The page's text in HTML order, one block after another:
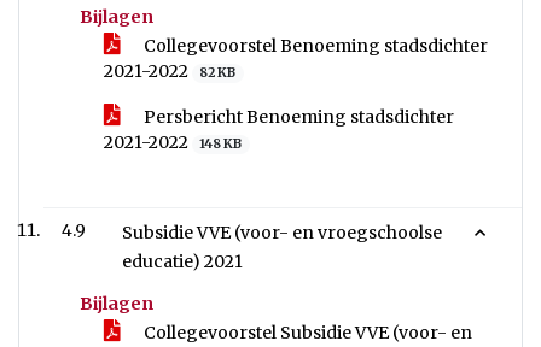
Bijlagen
Collegevoorstel Benoeming stadsdichter
2021-2022
82 KB
Persbericht Benoeming stadsdichter
2021-2022
148 KB
4.9
Subsidie VVE (voor- en vroegschoolse
educatie) 2021
Bijlagen
Collegevoorstel Subsidie VVE (voor- en